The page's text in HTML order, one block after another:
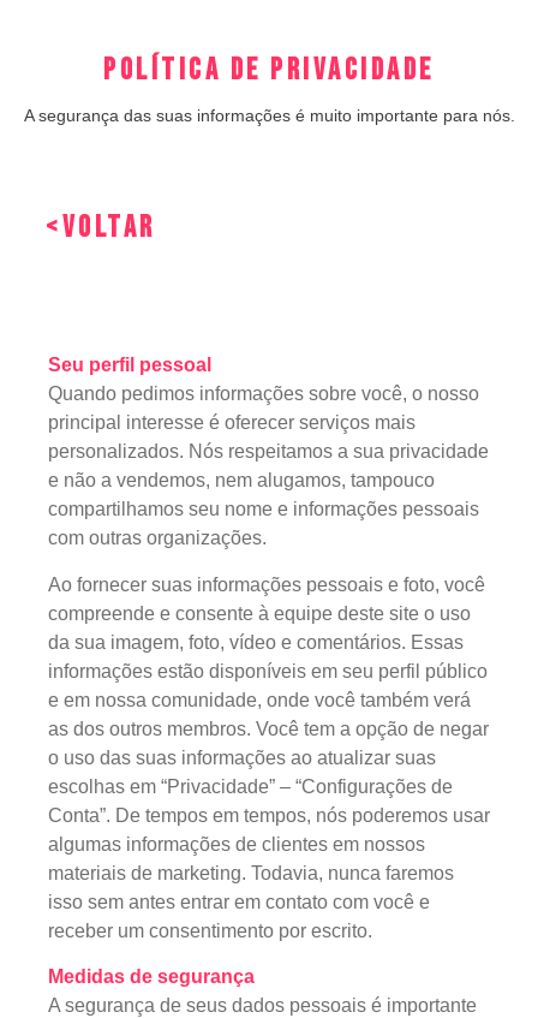
Política de Privacidade
A segurança das suas informações é muito importante para nós.
<Voltar
Seu perfil pessoal
Quando pedimos informações sobre você, o nosso
principal interesse é oferecer serviços mais
personalizados. Nós respeitamos a sua privacidade
e não a vendemos, nem alugamos, tampouco
compartilhamos seu nome e informações pessoais
com outras organizações.
Ao fornecer suas informações pessoais e foto, você
compreende e consente à equipe deste site o uso
da sua imagem, foto, vídeo e comentários. Essas
informações estão disponíveis em seu perfil público
e em nossa comunidade, onde você também verá
as dos outros membros. Você tem a opção de negar
o uso das suas informações ao atualizar suas
escolhas em “Privacidade” – “Configurações de
Conta”. De tempos em tempos, nós poderemos usar
algumas informações de clientes em nossos
materiais de marketing. Todavia, nunca faremos
isso sem antes entrar em contato com você e
receber um consentimento por escrito.
Medidas de segurança
A segurança de seus dados pessoais é importante